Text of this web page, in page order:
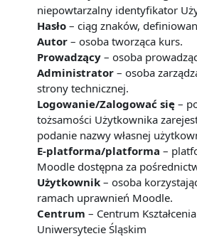
niepowtarzalny identyfikator
Hasło – ciąg znaków,
Autor – osoba tworząca kurs.
Prowadzący – osoba
Administrator – osoba
strony technicznej.
Logowanie/Zalogować się –
tożsamości Użytkownika
podanie nazwy własnej
E-platforma/platforma –
Moodle dostępna za
Użytkownik – osoba
ramach uprawnień Moodle.
Centrum – Centrum
Uniwersytecie Śląskim